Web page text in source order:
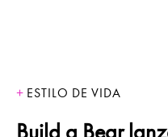
ESTILO DE VIDA